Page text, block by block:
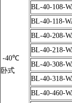
-40℃
卧式
BL-40-108-
BL-40-118-
BL-40-208-
BL-40-218-
BL-40-308-
BL-40-318-
BL-40-460-